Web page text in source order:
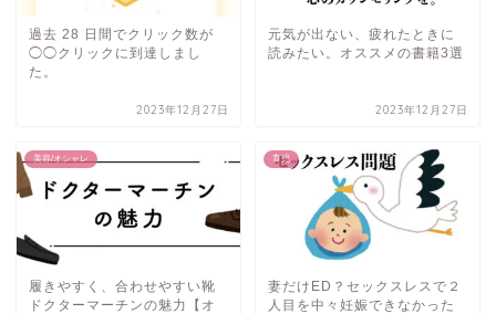
過去 28 日間でクリック数が
◯◯クリックに到達しまし
た。
2023年12月27日
元気が出ない、疲れたときに
読みたい。オススメの書籍3選
2023年12月27日
美容/オシャレ
履きやすく、合わせやすい靴
ドクターマーチンの魅力【オ
育児
妻だけED？セックスレスで２
人目を中々妊娠できなかった